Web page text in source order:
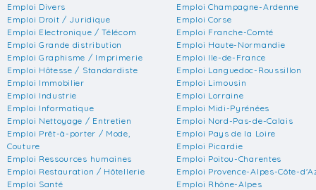
Emploi Divers
Emploi Droit / Juridique
Emploi Electronique / Télécom
Emploi Grande distribution
Emploi Graphisme / Imprimerie
Emploi Hôtesse / Standardiste
Emploi Immobilier
Emploi Industrie
Emploi Informatique
Emploi Nettoyage / Entretien
Emploi Prêt-à-porter / Mode,
Couture
Emploi Ressources humaines
Emploi Restauration / Hôtellerie
Emploi Santé
Emploi Champagne-Ardenne
Emploi Corse
Emploi Franche-Comté
Emploi Haute-Normandie
Emploi Ile-de-France
Emploi Languedoc-Roussillon
Emploi Limousin
Emploi Lorraine
Emploi Midi-Pyrénées
Emploi Nord-Pas-de-Calais
Emploi Pays de la Loire
Emploi Picardie
Emploi Poitou-Charentes
Emploi Provence-Alpes-Côte-
Emploi Rhône-Alpes